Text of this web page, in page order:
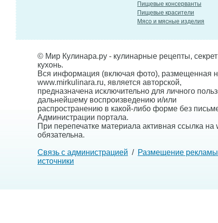
Пищевые консерванты
Пищевые красители
Мясо и мясные изделия
© Мир Кулинара.ру - кулинарные рецепты,
кухонь.
Вся информация (включая фото), размещенная
www.mirkulinara.ru, является авторской,
предназначена исключительно для личного
дальнейшему воспроизведению и/или
распространению в какой-либо форме без
Администрации портала.
При перепечатке материала активная ссылка на
обязательна.
Связь с администрацией / Размещение рекламы
источники